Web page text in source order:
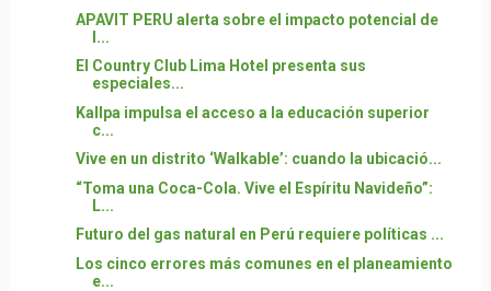
APAVIT PERU alerta sobre el impacto potencial de
l...
El Country Club Lima Hotel presenta sus
especiales...
Kallpa impulsa el acceso a la educación superior
c...
Vive en un distrito ‘Walkable’: cuando la ubicació...
“Toma una Coca-Cola. Vive el Espíritu Navideño”:
L...
Futuro del gas natural en Perú requiere políticas ...
Los cinco errores más comunes en el planeamiento
e...